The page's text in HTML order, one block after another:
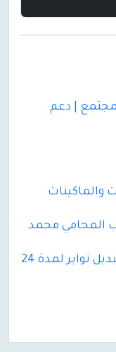
| دعم
والماكينات
المحامي محمد
بنشر متنقل – تبديل بطاريات، تبديل تواير لمدة 24